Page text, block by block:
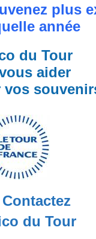
plus
année
du Tour
aider
vos
du Tour